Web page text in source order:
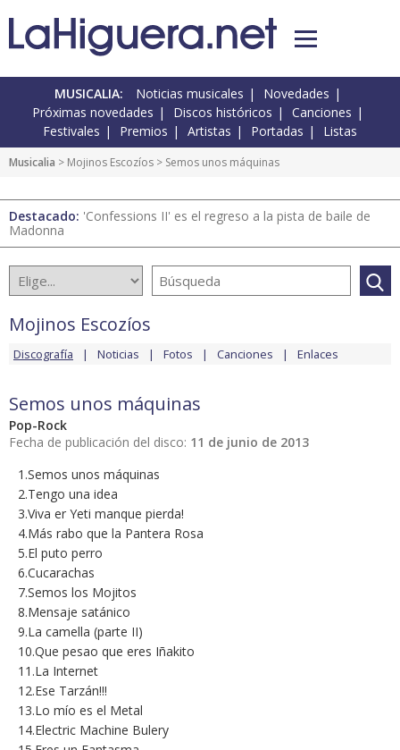
MUSICALIA: Noticias musicales
Novedades
Próximas novedades
Discos históricos
Canciones
Festivales
Premios Artistas Portadas Listas
Musicalia > Mojinos Escozíos > Semos unos máquinas
Destacado: 'Confessions II' es el regreso a la pista de baile de
Madonna
Mojinos Escozíos
Discografía Noticias Fotos Canciones Enlaces
Semos unos máquinas
Pop-Rock
Fecha de publicación del disco: 11 de junio de 2013
1.Semos unos máquinas
2.Tengo una idea
3.Viva er Yeti manque pierda!
4.Más rabo que la Pantera Rosa
5.El puto perro
6.Cucarachas
7.Semos los Mojitos
8.Mensaje satánico
9.La camella (parte II)
10.Que pesao que eres Iñakito
11.La Internet
12.Ese Tarzán!!!
13.Lo mío es el Metal
14.Electric Machine Bulery